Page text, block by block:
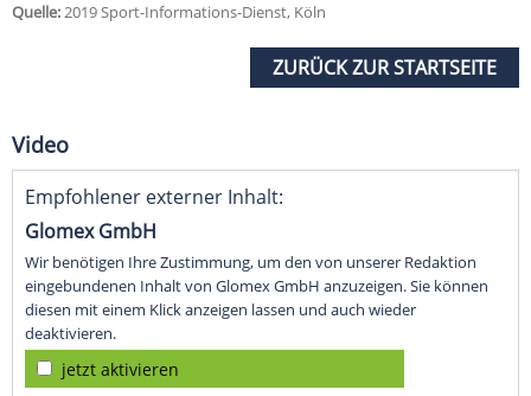
Quelle:2019 Sport-Informations-Dienst, Köln
ZURÜCK ZUR STARTSEITE
Video
Empfohlener externer Inhalt:
Glomex GmbH
Wir benötigen Ihre Zustimmung, um den von unserer Redaktion
eingebundenen Inhalt von Glomex GmbH anzuzeigen. Sie können
diesen mit einem Klick anzeigen lassen und auch wieder
deaktivieren.
jetzt aktivieren